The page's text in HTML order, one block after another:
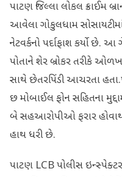
પાટણ જિલ્લા લોકલ ક્રાઈમ
આવેલા ગોકુલધામ
નેટવર્કનો પર્દાફાશ કર્યો
પોતાને શેર બ્રોકર તરીકે
સાથે છેતરપિંડી આચરતા
છ મોબાઈલ ફોન સહિતના
બે સહઆરોપીઓ ફરાર
હાથ ધરી છે.
પાટણ LCB પોલીસ